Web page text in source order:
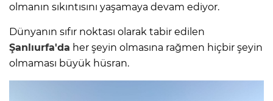
olmanın sıkıntısını yaşamaya devam ediyor.
Dünyanın sıfır noktası olarak tabir edilen
Şanlıurfa'da her şeyin olmasına rağmen hiçbir şeyin
olmaması büyük hüsran.